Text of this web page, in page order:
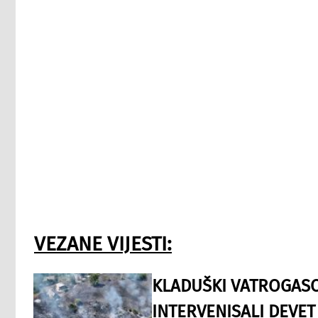
VEZANE VIJESTI:
KLADUŠKI
INTERVENISALI